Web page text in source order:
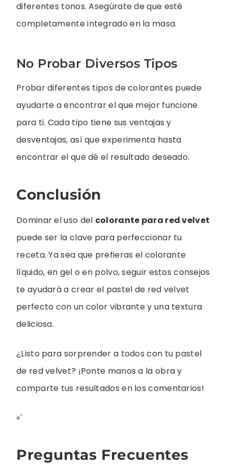
diferentes tonos. Asegúrate de que esté
completamente integrado en la masa.
No Probar Diversos Tipos
Probar diferentes tipos de colorantes puede
ayudarte a encontrar el que mejor funcione
para ti. Cada tipo tiene sus ventajas y
desventajas, así que experimenta hasta
encontrar el que dé el resultado deseado.
Conclusión
Dominar el uso del colorante para red velvet
puede ser la clave para perfeccionar tu
receta. Ya sea que prefieras el colorante
líquido, en gel o en polvo, seguir estos consejos
te ayudará a crear el pastel de red velvet
perfecto con un color vibrante y una textura
deliciosa.
¿Listo para sorprender a todos con tu pastel
de red velvet? ¡Ponte manos a la obra y
comparte tus resultados en los comentarios!
«`
Preguntas Frecuentes